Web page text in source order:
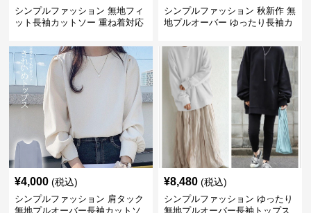
シンプルファッション 無地フィ
ット長袖カットソー 重ね着対応
シンプルファッション 秋新作 無
地プルオーバー ゆったり長袖カ
¥4,000 (税込)
シンプルファッション 肩タック
無地プルオーバー長袖カットソ
¥8,480 (税込)
シンプルファッション ゆったり
無地プルオーバー長袖トップス